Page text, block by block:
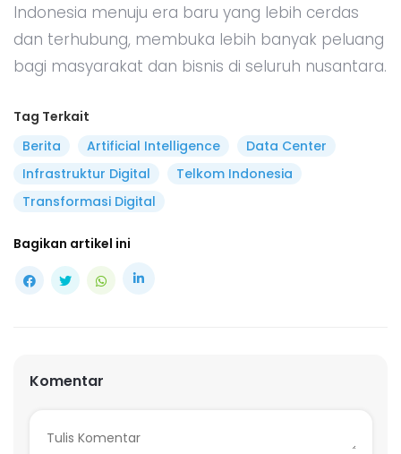
Indonesia menuju era baru yang lebih cerdas
dan terhubung, membuka lebih banyak peluang
bagi masyarakat dan bisnis di seluruh nusantara.
Tag Terkait
Berita
Artificial Intelligence
Data Center
Infrastruktur Digital
Telkom Indonesia
Transformasi Digital
Bagikan artikel ini
Komentar